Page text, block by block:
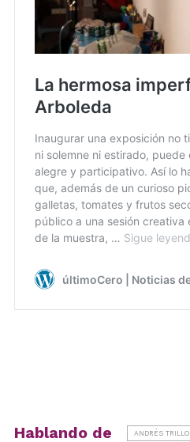
Hablando de ANDRÉS TRILLO